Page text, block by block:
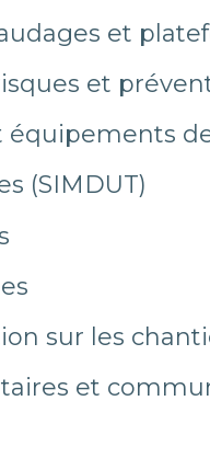
et
et
(SIMDUT)
sur les
et